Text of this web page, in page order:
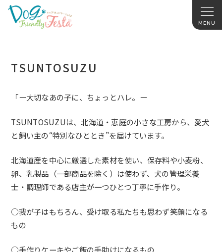
TSUNTOSUZU
「ー大切なあの子に、ちょっとハレ。ー
TSUNTOSUZUは、北海道・恵庭の小さな工房から、 愛犬
と飼い主の“特別なひととき”を届けています。
北海道産を中心に厳選した素材を使い、保存料や小麦粉、
卵、 乳製品（一部商品を除く）は使わず、犬の管理栄養
士・ 調理師である店主が一つひとつ丁寧に手作り。
○我が子はもちろん、受け取る私たちも思わず笑顔になる
もの
○手作りケーキやご飯の手助けになるもの